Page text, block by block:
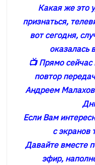
Какая же это
признаться,
вот сегодня,
оказалась
📺 Прямо сейчас
повтор
Андреем
Если Вам
с экранов
Давайте вместе
эфир,